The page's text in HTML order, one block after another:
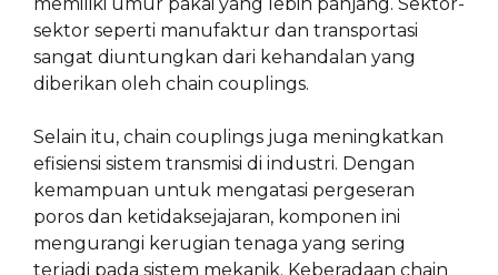
sektor seperti manufaktur dan transportasi
sangat diuntungkan dari kehandalan yang
diberikan oleh chain couplings.
Selain itu, chain couplings juga meningkatkan
efisiensi sistem transmisi di industri. Dengan
kemampuan untuk mengatasi pergeseran
poros dan ketidaksejajaran, komponen ini
mengurangi kerugian tenaga yang sering
terjadi pada sistem mekanik. Keberadaan chain